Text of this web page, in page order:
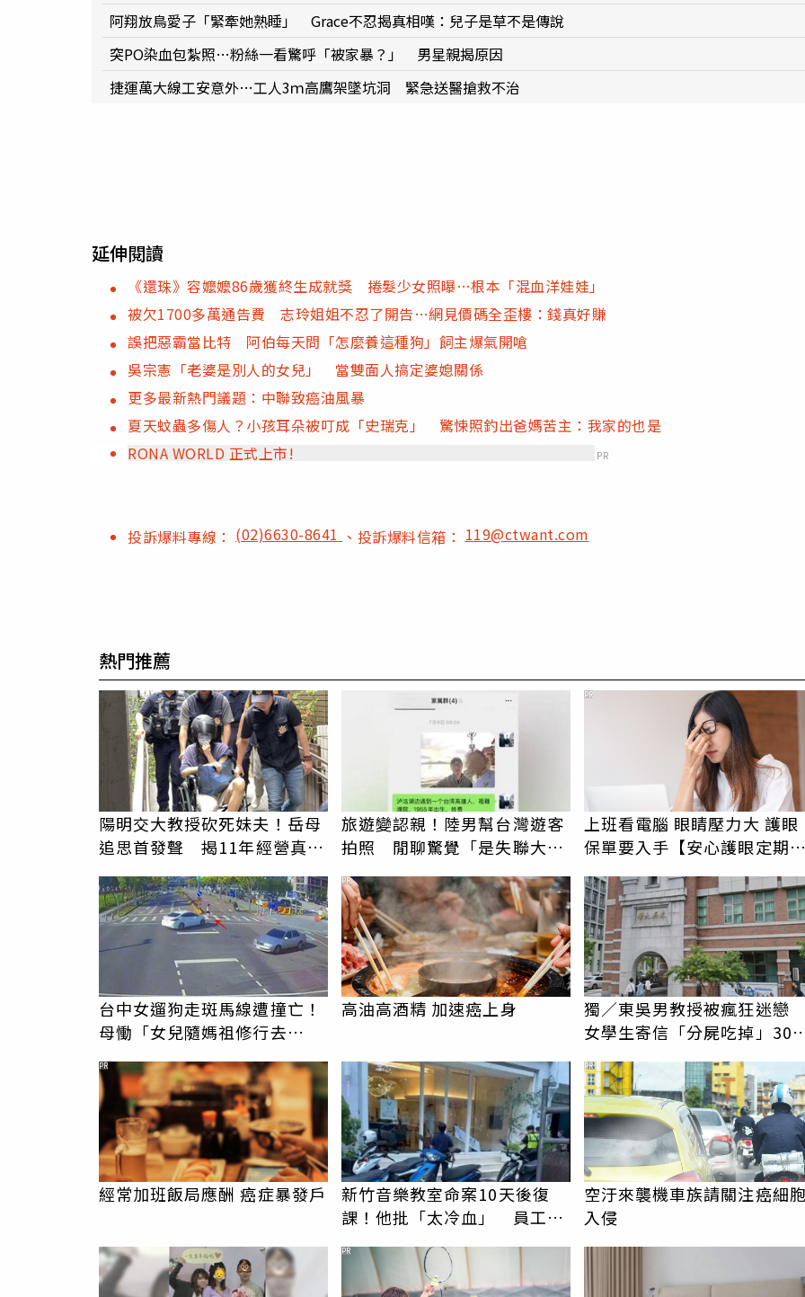
阿翔放鳥愛子「緊牽她熟睡」 Grace不忍揭真相嘆：兒子是草不是傳說
突PO染血包紮照…粉絲一看驚呼「被家暴？」 男星親揭原因
捷運萬大線工安意外…工人3ｍ高鷹架墜坑洞 緊急送醫搶救不治
延伸閱讀
《還珠》容嬤嬤86歲獲終生成就獎 捲髮少女照曝…根本「混血洋娃娃」
被欠1700多萬通告費 志玲姐姐不忍了開告…網見價碼全歪樓：錢真好賺
誤把惡霸當比特 阿伯每天問「怎麼養這種狗」飼主爆氣開嗆
吳宗憲「老婆是別人的女兒」 當雙面人搞定婆媳關係
更多最新熱門議題：中聯致癌油風暴
夏天蚊蟲多傷人？小孩耳朵被叮成「史瑞克」 驚悚照釣出爸媽苦主：我家的也是
RONA WORLD 正式上市!
PR
投訴爆料專線： (02)6630-8641 、投訴爆料信箱：119@ctwant.com
熱門推薦
陽明交大教授砍死妹夫！岳母
追思首發聲 揭11年經營真相
旅遊變認親！陸男幫台灣遊客
拍照 閒聊驚覺「是失聯大
上班看電腦 眼睛壓力大 護眼
保單要入手【安心護眼定期
PR
台中女遛狗走斑馬線遭撞亡！
母慟「女兒隨媽祖修行去
高油高酒精 加速癌上身
PR
獨／東吳男教授被瘋狂迷
女學生寄信「分屍吃掉」30
經常加班飯局應酬 癌症暴發戶
PR
新竹音樂教室命案10天後復
課！他批「太冷血」 員工怒
駁：閉上嘴
空汙來襲機車族請關注癌細
入侵
PR
PR